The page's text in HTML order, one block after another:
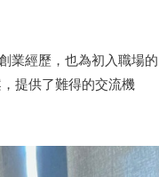
業經歷，也為初入職場的
提供了難得的交流機